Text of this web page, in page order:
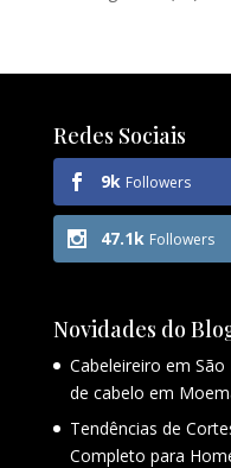
Redes Sociais
9k Followers
47.1k Followers
Novidades do
Cabeleireiro em
de cabelo em
Tendências de
Completo para